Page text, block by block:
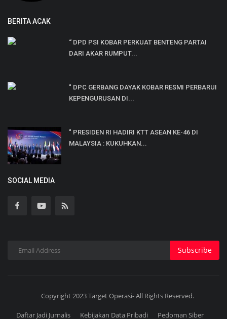
BERITA ACAK
“ DPD PSI KOBAR PERKUAT BENTENG PARTAI
DARI AKAR RUMPUT...
" DPC GERBANG DAYAK KOBAR RESMI PERBARUI
KEPENGURUSAN DI...
" PRESIDEN RI HADIRI KTT ASEAN KE-46 DI
MALAYSIA : KUKUHKAN...
SOCIAL MEDIA
Subscribe
Copyright 2023 Target Operasi- All Rights Reserved.
Daftar Jadi Jurnalis Kebijakan Data Pribadi Pedoman Siber